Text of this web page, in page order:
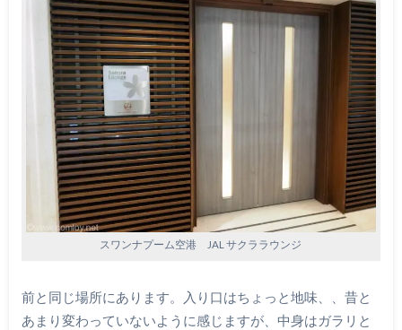
スワンナプーム空港 JAL サクララウンジ
前と同じ場所にあります。入り口はちょっと地味、、昔と
あまり変わっていないように感じますが、中身はガラリと